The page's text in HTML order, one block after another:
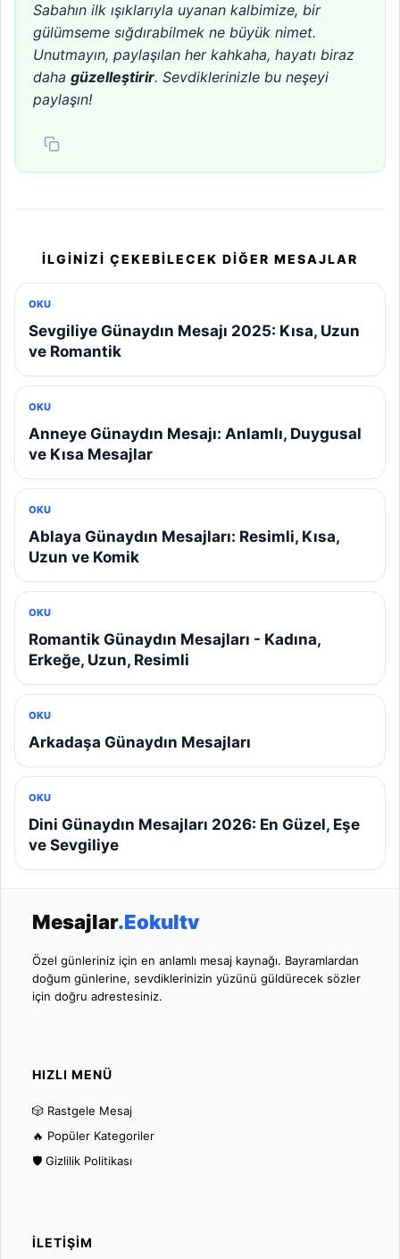
Sabahın ilk ışıklarıyla uyanan kalbimize, bir
gülümseme sığdırabilmek ne büyük nimet.
Unutmayın, paylaşılan her kahkaha, hayatı biraz
daha güzelleştirir. Sevdiklerinizle bu neşeyi
paylaşın!
İLGINIZI ÇEKEBILECEK DIĞER MESAJLAR
OKU
Sevgiliye Günaydın Mesajı 2025: Kısa, Uzun
ve Romantik
OKU
Anneye Günaydın Mesajı: Anlamlı, Duygusal
ve Kısa Mesajlar
OKU
Ablaya Günaydın Mesajları: Resimli, Kısa,
Uzun ve Komik
OKU
Romantik Günaydın Mesajları - Kadına,
Erkeğe, Uzun, Resimli
OKU
Arkadaşa Günaydın Mesajları
OKU
Dini Günaydın Mesajları 2026: En Güzel, Eşe
ve Sevgiliye
Mesajlar.Eokultv
Özel günleriniz için en anlamlı mesaj kaynağı. Bayramlardan
doğum günlerine, sevdiklerinizin yüzünü güldürecek sözler
için doğru adrestesiniz.
HIZLI MENÜ
🎲 Rastgele Mesaj
🔥 Popüler Kategoriler
🛡️ Gizlilik Politikası
İLETIŞIM